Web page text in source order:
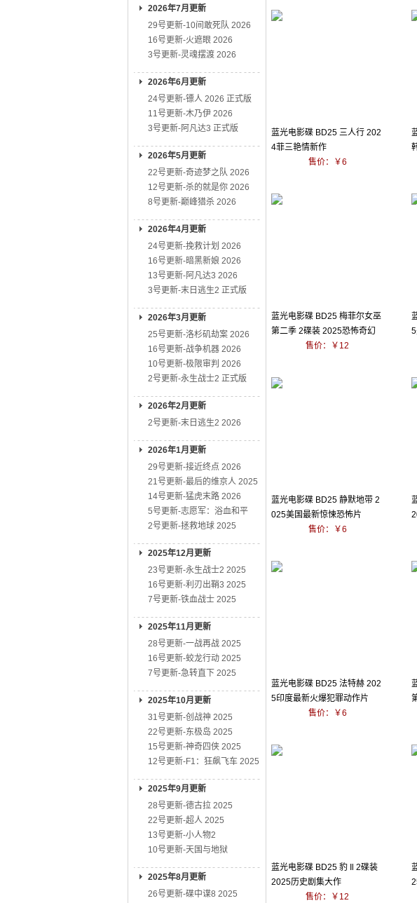
2026年7月更新
29号更新-10间敢死队 2026
16号更新-火遮眼 2026
3号更新-灵魂摆渡 2026
2026年6月更新
24号更新-镖人 2026 正式版
11号更新-木乃伊 2026
3号更新-阿凡达3 正式版
2026年5月更新
22号更新-奇迹梦之队 2026
12号更新-杀的就是你 2026
8号更新-巅峰猎杀 2026
2026年4月更新
24号更新-挽救计划 2026
16号更新-暗黑新娘 2026
13号更新-阿凡达3 2026
3号更新-末日逃生2 正式版
2026年3月更新
25号更新-洛杉矶劫案 2026
16号更新-战争机器 2026
10号更新-极限审判 2026
2号更新-永生战士2 正式版
2026年2月更新
2号更新-末日逃生2 2026
2026年1月更新
29号更新-接近终点 2026
21号更新-最后的维京人 2025
14号更新-猛虎末路 2026
5号更新-志愿军：浴血和平
2号更新-拯救地球 2025
2025年12月更新
23号更新-永生战士2 2025
16号更新-利刃出鞘3 2025
7号更新-铁血战士 2025
2025年11月更新
28号更新-一战再战 2025
16号更新-蛟龙行动 2025
7号更新-急转直下 2025
2025年10月更新
31号更新-创战神 2025
22号更新-东极岛 2025
15号更新-神奇四侠 2025
12号更新-F1：狂飙飞车 2025
2025年9月更新
28号更新-德古拉 2025
22号更新-超人 2025
13号更新-小人物2
10号更新-天国与地狱
2025年8月更新
26号更新-碟中谍8 2025
蓝光电影碟 BD25 三人行 202
4菲三艳情新作
售价：￥6
蓝光电影碟 BD25 梅菲尔女巫
第二季 2碟装 2025恐怖奇幻
售价：￥12
蓝光电影碟 BD25 静默地带 2
025美国最新惊悚恐怖片
售价：￥6
蓝光电影碟 BD25 法特赫 202
5印度最新火爆犯罪动作片
售价：￥6
蓝光电影碟 BD25 豹 Il 2碟装
2025历史剧集大作
售价：￥12